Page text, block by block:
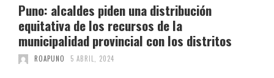
Puno: alcaldes piden una distribución
equitativa de los recursos de la
municipalidad provincial con los distritos
ROAPUNO 5 ABRIL, 2024